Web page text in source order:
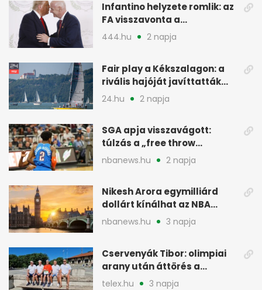
Infantino helyzete romlik: az
FA visszavonta a
támogatását, jöhet a
444.hu 2 napja
Fair play a Kékszalagon: a
rivális hajóját javíttatták
meg
24.hu 2 napja
SGA apja visszavágott:
túlzás a „free throw
merchant” címke?
nbanews.hu 2 napja
Nikesh Arora egymilliárd
dollárt kínálhat az NBA
Europe londoni csapatáért
nbanews.hu 3 napja
Cservenyák Tibor: olimpiai
arany után áttörés a
rákkutatásban
telex.hu 3 napja